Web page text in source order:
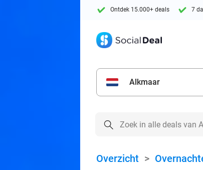
Ontdek 15.000+ deals 7
Alkmaar
Overzicht >